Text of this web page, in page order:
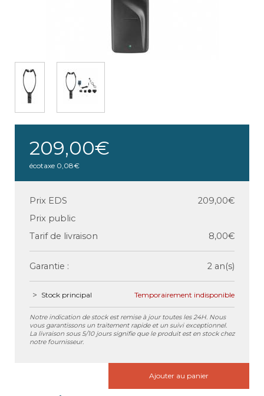
209,00€
écotaxe 0,08€
Prix EDS
209,00€
Prix public
Tarif de livraison
8,00€
Garantie : 2 an(s)
Stock principal Temporairement indisponible
Notre indication de stock est remise à jour toutes les 24H. Nous
vous garantissons un traitement rapide et un suivi exceptionnel.
La livraison sous 5/10 jours signifie que le produit est en stock chez
notre fournisseur.
Ajouter au panier